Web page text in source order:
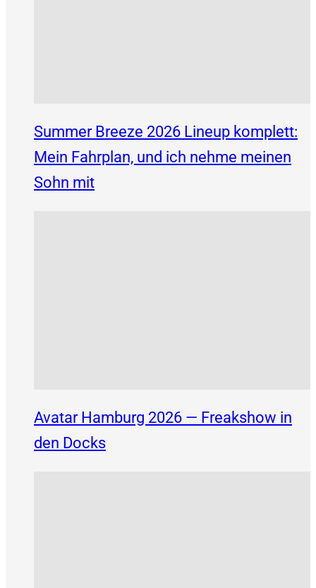
Summer Breeze 2026 Lineup komplett:
Mein Fahrplan, und ich nehme meinen
Sohn mit
Avatar Hamburg 2026 — Freakshow in
den Docks